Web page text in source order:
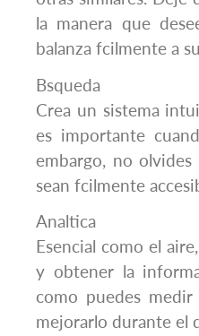
la manera que
balanza fcilmente a
Bsqueda
Crea un sistema
es importante
embargo, no
sean fcilmente
Analtica
Esencial como el
y obtener la
como puedes
mejorarlo durante el